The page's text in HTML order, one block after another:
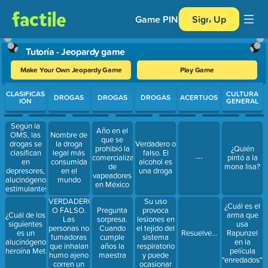
Game PIN Sign Up
Tutoría - Jeopardy game
Make Your Own Jeopardy Game Play Game
Use arrow keys to move between questions. Press Enter or
CLASIFICAS
IÓN
Según la
OMS, las
drogas se
clasifican
en
depresores,
alucinógenos,
estimulantes
y fármacos
médico.
Menciona
un ejemplo
de droga
estimulante.
¿Cuál de los
siguientes
es un
alucinógeno?
heroína MetanfetaminaPeyoteTabaco
DROGAS
Nombre de
la droga
legal más
consumida
en el
mundo
VERDADERO
O FALSO.
Las
personas no
fumadoras
que inhalan
humo ajeno
corren un
DROGAS
Año en el
que se
prohibió la
comercialización
de
vapeadores
en México
Pregunta
sorpresa.
Cuando
cumple
años la
maestra
DROGAS
Verdadero o
falso. El
alcohol es
una droga
Su uso
provoca
lesiones en
el tejido del
sistema
respiratorio
y puede
ocasionar
ACERTIJOS
---
Resuelve...
CULTURA
GENERAL
¿Quién
pintó a la
mona lisa?
¿Cuál es el
arma que
usa
Rapunzel
en la
película
"enredados"?